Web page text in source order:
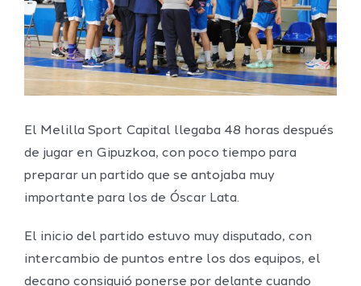
El Melilla Sport Capital llegaba 48 horas después
de jugar en Gipuzkoa, con poco tiempo para
preparar un partido que se antojaba muy
importante para los de Óscar Lata.
El inicio del partido estuvo muy disputado, con
intercambio de puntos entre los dos equipos, el
decano consiguió ponerse por delante cuando